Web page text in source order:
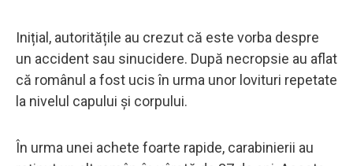
Inițial, autoritățile au crezut că este vorba despre
un accident sau sinucidere. După necropsie au aflat
că românul a fost ucis în urma unor lovituri repetate
la nivelul capului și corpului.
În urma unei achete foarte rapide, carabinierii au